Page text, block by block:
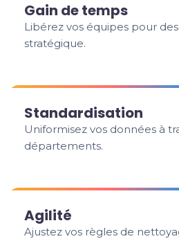
Gain de temps
Libérez vos équipes pour
stratégique.
Standardisation
Uniformisez vos données à
départements.
Agilité
Ajustez vos règles de